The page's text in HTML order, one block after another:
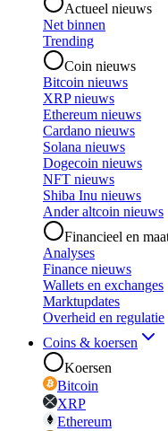
Actueel nieuws
Net binnen
Trending
Coin nieuws
Bitcoin nieuws
XRP nieuws
Ethereum nieuws
Cardano nieuws
Solana nieuws
Dogecoin nieuws
NFT nieuws
Shiba Inu nieuws
Ander altcoin nieuws
Financieel en
Analyses
Finance nieuws
Wallets en exchanges
Marktupdates
Overheid en regulatie
Coins & koersen
Koersen
Bitcoin
XRP
Ethereum